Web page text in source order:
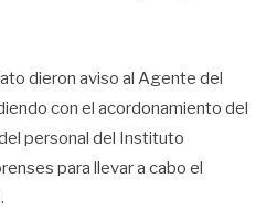
dieron aviso al Agente del
con el acordonamiento del
personal del Instituto
para llevar a cabo el